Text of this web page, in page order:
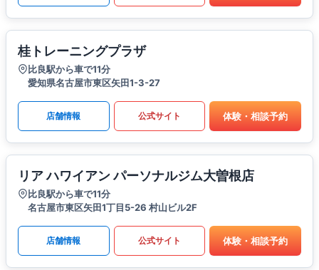
桂トレーニングプラザ
比良駅から車で11分
愛知県名古屋市東区矢田1-3-27
店舗情報 公式サイト 体験・相談予約
リア ハワイアン パーソナルジム大曽根店
比良駅から車で11分
名古屋市東区矢田1丁目5-26 村山ビル2F
店舗情報 公式サイト 体験・相談予約